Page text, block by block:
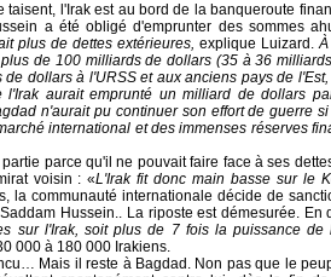
taisent, l'Irak est au bord de la banqueroute
a été obligé d'emprunter des sommes
plus de dettes extérieures, explique Luizard.
de 100 milliards de dollars (35 à 36
de dollars à l'URSS et aux anciens pays de
l'Irak aurait emprunté un milliard de dollars
n'aurait pu continuer son effort de guerre
international et des immenses réserves
partie parce qu'il ne pouvait faire face à ses
voisin : «L'Irak fit donc main basse sur le
la communauté internationale décide de
Hussein.. La riposte est démesurée. En
sur l'Irak, soit plus de 7 fois la puissance de
000 à 180 000 Irakiens.
Mais il reste à Bagdad. Non pas que le